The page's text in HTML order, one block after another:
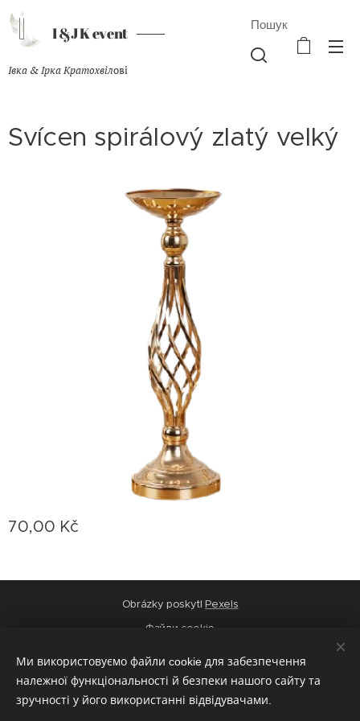
I &J K event
Івка & Ірка Кратохвілові
Пошук
Svícen spirálový zlatý velký
70,00 Kč
Obrázky poskytl Pexels
Файли cookie
Мови
Čeština
Українська
Ми використовуємо файли cookie для забезпечення
належної функціональності й безпеки нашого сайту та
зручності у його використанні відвідувачами.